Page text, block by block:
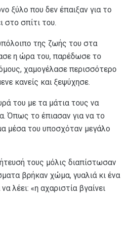
ξύλο που δεν έπαιξαν για το
στο σπίτι του.
της ζωής του στα
η ώρα του, παρέδωσε το
χαμογέλασε περισσότερο
κανείς και ξεψύχησε.
του με τα μάτια τους να
Όπως το έπιασαν για να το
μέσα του υποσχόταν μεγάλο
τους μόλις διαπίστωσαν
βρήκαν χώμα, γυαλιά κι ένα
λέει: «η αχαριστία βγαίνει